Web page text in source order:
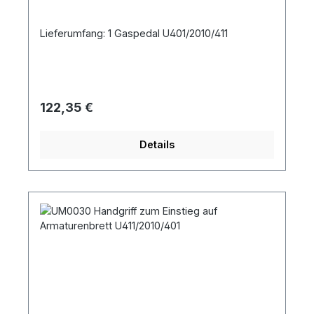
Lieferumfang: 1 Gaspedal U401/2010/411
Regulärer Preis:
122,35 €
Details